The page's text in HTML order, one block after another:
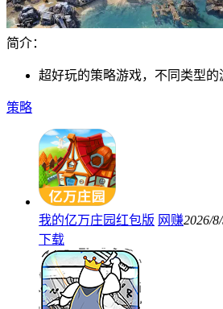
简介：
超好玩的策略游戏，不同类型
策略
我的亿万庄园红包版 网赚2026/
下载